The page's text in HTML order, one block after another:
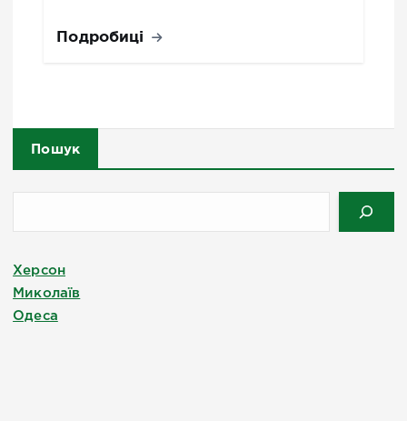
Подробиці
Пошук
Херсон
Миколаїв
Одеса